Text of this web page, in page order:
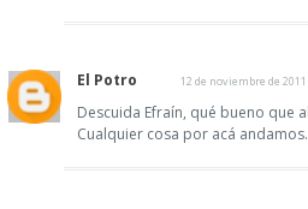
El Potro 12 de noviembre de
Descuida Efraín, qué bueno que
Cualquier cosa por acá